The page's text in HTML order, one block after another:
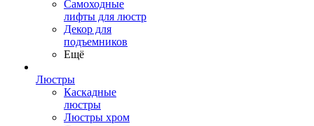
Самоходные
лифты для люстр
Декор для
подъемников
Ещё
Люстры
Каскадные
люстры
Люстры хром